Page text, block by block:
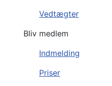
Vedtægter
Bliv medlem
Indmelding
Priser